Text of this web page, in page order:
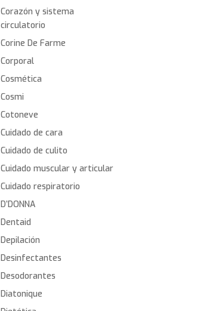
Corazón y sistema
circulatorio
Corine De Farme
Corporal
Cosmética
Cosmi
Cotoneve
Cuidado de cara
Cuidado de culito
Cuidado muscular y articular
Cuidado respiratorio
D’DONNA
Dentaid
Depilación
Desinfectantes
Desodorantes
Diatonique